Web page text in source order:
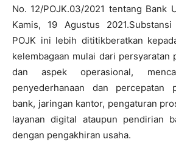
No. 12/POJK.03/2021 tentang Bank
Kamis, 19 Agustus
POJK ini lebih dititikberatkan
kelembagaan mulai dari persyaratan
dan aspek operasional,
penyederhanaan dan percepatan
bank, jaringan kantor, pengaturan
layanan digital ataupun pendirian
dengan pengakhiran usaha.